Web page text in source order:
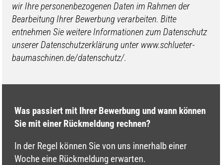
wir Ihre personenbezogenen Daten im Rahmen der
Bearbeitung Ihrer Bewerbung verarbeiten. Bitte
entnehmen Sie weitere Informationen zum Datenschutz
unserer Datenschutzerklärung unter www.schlueter-
baumaschinen.de/datenschutz/.
Was passiert mit Ihrer Bewerbung und wann können
Sie mit einer Rückmeldung rechnen?
In der Regel können Sie von uns innerhalb einer
Woche eine Rückmeldung erwarten.